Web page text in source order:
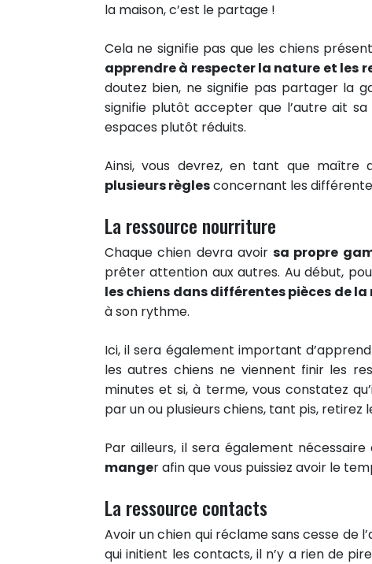
Partager sur facebook
Epingler sur Pinterest
la maison, c’est le partage !
Cela ne signifie pas que les chiens
apprendre à respecter la nature et les
doutez bien, ne signifie pas partager la
signifie plutôt accepter que l’autre ait
espaces plutôt réduits.
Ainsi, vous devrez, en tant que maître
plusieurs règlesconcernant les
La ressource nourriture
Chaque chien devra avoirsa propre
prêter attention aux autres. Au début,
les chiens dans différentes pièces de la
à son rythme.
Ici, il sera également important
les autres chiens ne viennent finir les
minutes et si, à terme, vous constatez
par un ou plusieurs chiens, tant pis, retirez
Par ailleurs, il sera également
manger afin que vous puissiez avoir le
La ressource contacts
Avoir un chien qui réclame sans cesse de
qui initient les contacts, il n’y a rien de